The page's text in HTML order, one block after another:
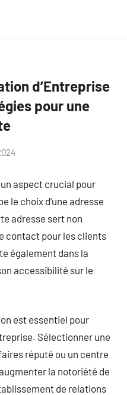
d’Entreprise
pour une
aspect crucial pour
le choix d’une adresse
adresse sert non
contact pour les clients
également dans la
accessibilité sur le
est essentiel pour
Sélectionner une
réputé ou un centre
la notoriété de
de relations